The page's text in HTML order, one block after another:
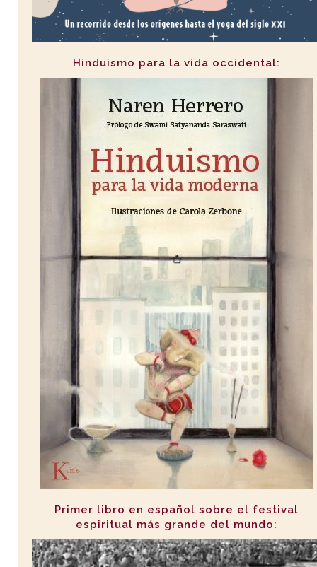
Hinduismo para la vida occidental:
Primer libro en español sobre el festival
espiritual más grande del mundo: